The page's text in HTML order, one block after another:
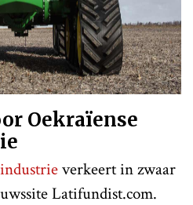
Oekraïense
verkeert in zwaar
Latifundist.com.